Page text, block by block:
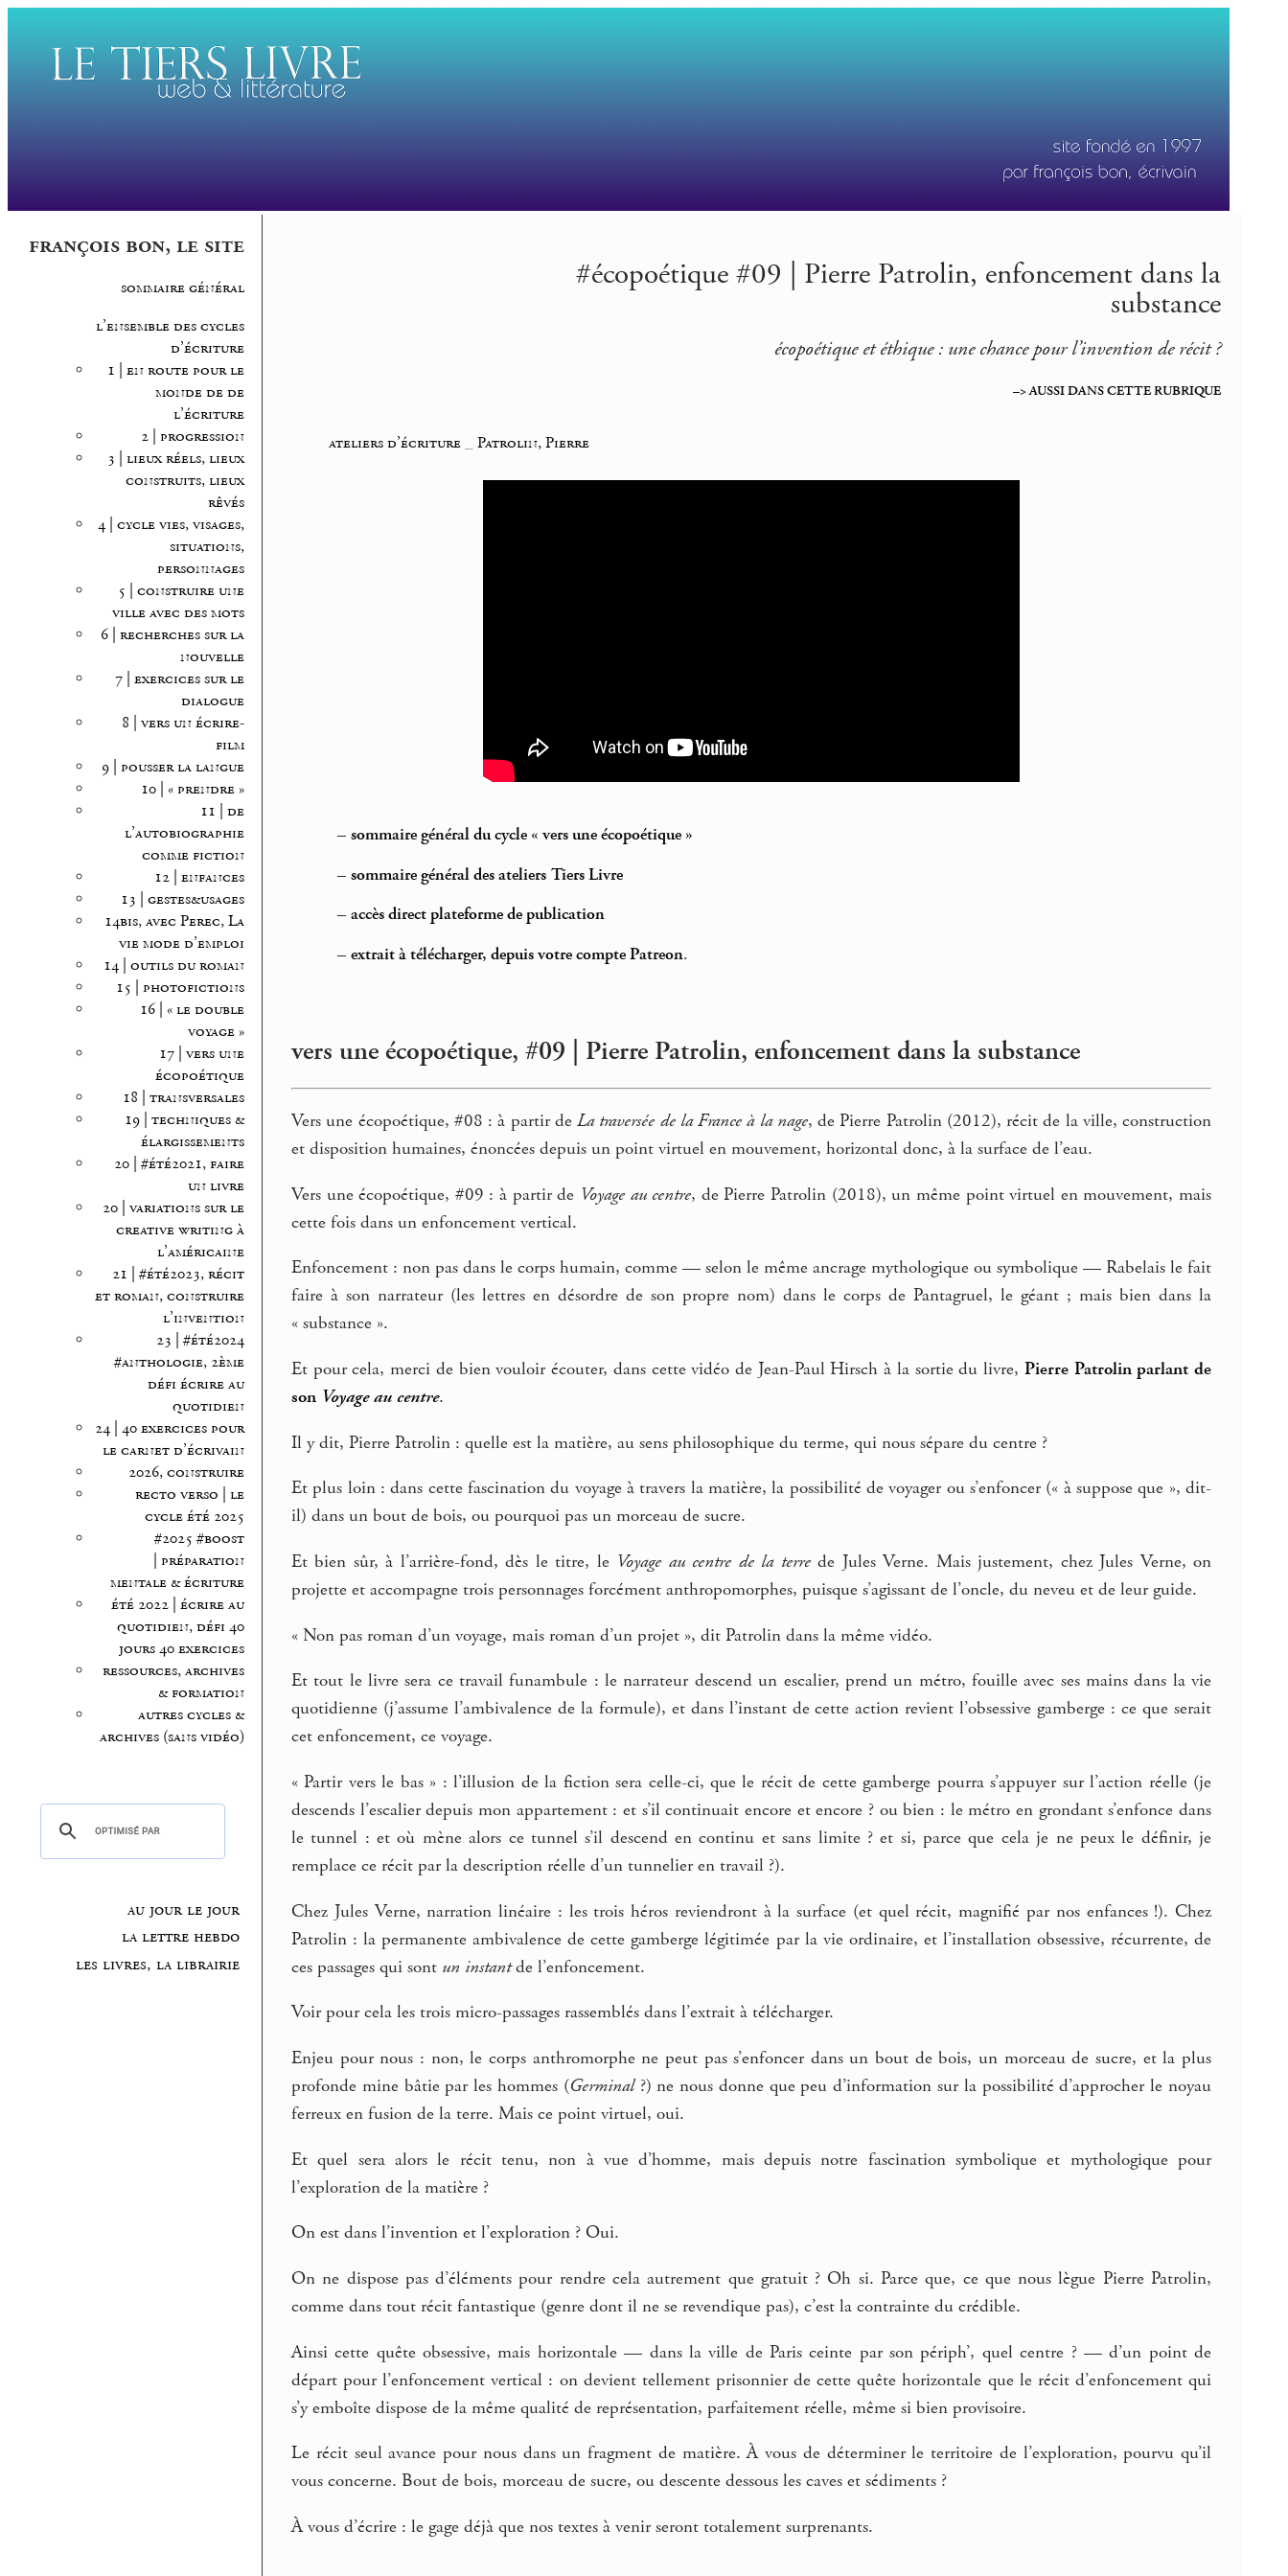
françois bon, le site
sommaire général
l’ensemble des cycles
d’écriture
1 | en route pour le
monde de de
l’écriture
2 | progression
3 | lieux réels, lieux
construits, lieux
rêvés
4 | cycle vies, visages,
situations,
personnages
5 | construire une
ville avec des mots
6 | recherches sur la
nouvelle
7 | exercices sur le
dialogue
8 | vers un écrire-
film
9 | pousser la langue
10 | « prendre »
11 | de
l’autobiographie
comme fiction
12 | enfances
13 | gestes&usages
14bis, avec Perec, La
vie mode d’emploi
14 | outils du roman
15 | photofictions
16 | « le double
voyage »
17 | vers une
écopoétique
18 | transversales
19 | techniques &
élargissements
20 | #été2021, faire
un livre
20 | variations sur le
creative writing à
l’américaine
21 | #été2023, récit
et roman, construire
l’invention
23 | #été2024
#anthologie, 2ème
défi écrire au
quotidien
24 | 40 exercices pour
le carnet d’écrivain
2026, construire
recto verso | le
cycle été 2025
#2025 #boost
| préparation
mentale & écriture
été 2022 | écrire au
quotidien, défi 40
jours 40 exercices
ressources, archives
& formation
autres cycles &
archives (sans vidéo)
au jour le jour
la lettre hebdo
les livres, la librairie
#écopoétique #09 | Pierre Patrolin, enfoncement dans la
substance
écopoétique et éthique : une chance pour l’invention de récit ?
–> AUSSI DANS CETTE RUBRIQUE
ateliers d’écriture _Patrolin, Pierre
– sommaire général du cycle « vers une écopoétique »
– sommaire général des ateliers Tiers Livre
– accès direct plateforme de publication
– extrait à télécharger, depuis votre compte Patreon.
vers une écopoétique, #09 | Pierre Patrolin, enfoncement dans la substance
Vers une écopoétique, #08 : à partir deLa traversée de la France à la nage, de Pierre Patrolin (2012), récit de la ville, construction
et disposition humaines, énoncées depuis un point virtuel en mouvement, horizontal donc, à la surface de l’eau.
Vers une écopoétique, #09 : à partir de Voyage au centre, de Pierre Patrolin (2018), un même point virtuel en mouvement, mais
cette fois dans un enfoncement vertical.
Enfoncement : non pas dans le corps humain, comme — selon le même ancrage mythologique ou symbolique — Rabelais le fait
faire à son narrateur (les lettres en désordre de son propre nom) dans le corps de Pantagruel, le géant ; mais bien dans la
« substance ».
Et pour cela, merci de bien vouloir écouter, dans cette vidéo de Jean-Paul Hirsch à la sortie du livre, Pierre Patrolin parlant de
son Voyage au centre.
Il y dit, Pierre Patrolin : quelle est la matière, au sens philosophique du terme, qui nous sépare du centre ?
Et plus loin : dans cette fascination du voyage à travers la matière, la possibilité de voyager ou s’enfoncer (« à suppose que », dit-
il) dans un bout de bois, ou pourquoi pas un morceau de sucre.
Et bien sûr, à l’arrière-fond, dès le titre, le Voyage au centre de la terrede Jules Verne. Mais justement, chez Jules Verne, on
projette et accompagne trois personnages forcément anthropomorphes, puisque s’agissant de l’oncle, du neveu et de leur guide.
« Non pas roman d’un voyage, mais roman d’un projet », dit Patrolin dans la même vidéo.
Et tout le livre sera ce travail funambule : le narrateur descend un escalier, prend un métro, fouille avec ses mains dans la vie
quotidienne (j’assume l’ambivalence de la formule), et dans l’instant de cette action revient l’obsessive gamberge : ce que serait
cet enfoncement, ce voyage.
« Partir vers le bas » : l’illusion de la fiction sera celle-ci, que le récit de cette gamberge pourra s’appuyer sur l’action réelle (je
descends l’escalier depuis mon appartement : et s’il continuait encore et encore ? ou bien : le métro en grondant s’enfonce dans
le tunnel : et où mène alors ce tunnel s’il descend en continu et sans limite ? et si, parce que cela je ne peux le définir, je
remplace ce récit par la description réelle d’un tunnelier en travail ?).
Chez Jules Verne, narration linéaire : les trois héros reviendront à la surface (et quel récit, magnifié par nos enfances !). Chez
Patrolin : la permanente ambivalence de cette gamberge légitimée par la vie ordinaire, et l’installation obsessive, récurrente, de
ces passages qui sont un instantde l’enfoncement.
Voir pour cela les trois micro-passages rassemblés dans l’extrait à télécharger.
Enjeu pour nous : non, le corps anthromorphe ne peut pas s’enfoncer dans un bout de bois, un morceau de sucre, et la plus
profonde mine bâtie par les hommes (Germinal?) ne nous donne que peu d’information sur la possibilité d’approcher le noyau
ferreux en fusion de la terre. Mais ce point virtuel, oui.
Et quel sera alors le récit tenu, non à vue d’homme, mais depuis notre fascination symbolique et mythologique pour
l’exploration de la matière ?
On est dans l’invention et l’exploration ? Oui.
On ne dispose pas d’éléments pour rendre cela autrement que gratuit ? Oh si. Parce que, ce que nous lègue Pierre Patrolin,
comme dans tout récit fantastique (genre dont il ne se revendique pas), c’est la contrainte du crédible.
Ainsi cette quête obsessive, mais horizontale — dans la ville de Paris ceinte par son périph’, quel centre ? — d’un point de
départ pour l’enfoncement vertical : on devient tellement prisonnier de cette quête horizontale que le récit d’enfoncement qui
s’y emboîte dispose de la même qualité de représentation, parfaitement réelle, même si bien provisoire.
Le récit seul avance pour nous dans un fragment de matière. À vous de déterminer le territoire de l’exploration, pourvu qu’il
vous concerne. Bout de bois, morceau de sucre, ou descente dessous les caves et sédiments ?
À vous d’écrire : le gage déjà que nos textes à venir seront totalement surprenants.